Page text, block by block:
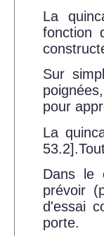
La
fonction
Sur
pour
La
53.2]
Dans le
prévoir
d'essai
porte.